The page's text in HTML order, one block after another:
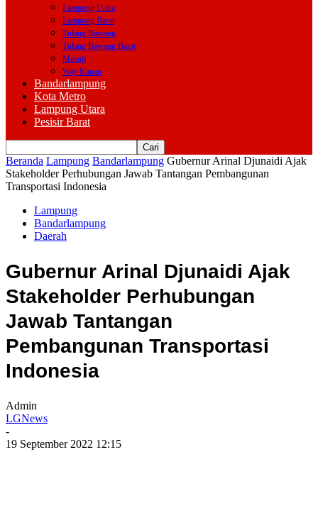
Lampung Utara
Lampung Barat
Tulang Bawang
Tulang Bawang Barat
Mesuji
Way Kanan
Bandarlampung
Kota Metro
Lampung Utara
Pesisir Barat
Beranda Lampung Bandarlampung Gubernur Arinal Djunaidi Ajak
Stakeholder Perhubungan Jawab Tantangan Pembangunan
Transportasi Indonesia
Lampung
Bandarlampung
Daerah
Gubernur Arinal Djunaidi Ajak
Stakeholder Perhubungan
Jawab Tantangan
Pembangunan Transportasi
Indonesia
Admin
LGNews
-
19 September 2022 12:15